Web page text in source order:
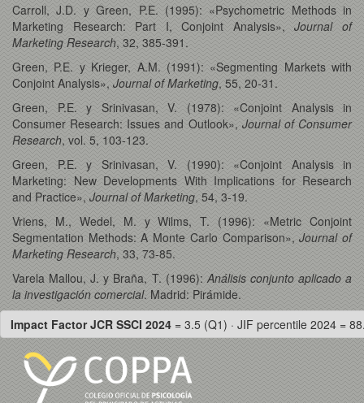
Carroll, J.D. y Green, P.E. (1995): «Psychometric Methods in
Marketing Research: Part I, Conjoint Analysis»,Journal of
Marketing Research, 32, 385-391.
Green, P.E. y Krieger, A.M. (1991): «Segmenting Markets with
Conjoint Analysis», Journal of Marketing, 55, 20-31.
Green, P.E. y Srinivasan, V. (1978): «Conjoint Analysis in
Consumer Research: Issues and Outlook», Journal of Consumer
Research, vol. 5, 103-123.
Green, P.E. y Srinivasan, V. (1990): «Conjoint Analysis in
Marketing: New Developments With Implications for Research
and Practice», Journal of Marketing, 54, 3-19.
Vriens, M., Wedel, M. y Wilms, T. (1996): «Metric Conjoint
Segmentation Methods: A Monte Carlo Comparison»,Journal of
Marketing Research, 33, 73-85.
Varela Mallou, J. y Braña, T. (1996): Análisis conjunto aplicado a
la investigación comercial. Madrid: Pirámide.
Impact Factor JCR SSCI 2024 = 3.5 (Q1) · JIF percentile 2024 =